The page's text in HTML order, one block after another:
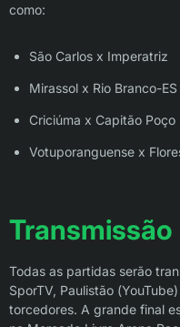
como:
São Carlos x Imperatriz
Mirassol x Rio Branco-ES
Criciúma x Capitão Poço
Votuporanguense x
Todas as partidas serão
SporTV, Paulistão
torcedores. A grande final